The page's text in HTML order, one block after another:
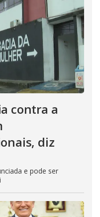
contra a
diz
e pode ser